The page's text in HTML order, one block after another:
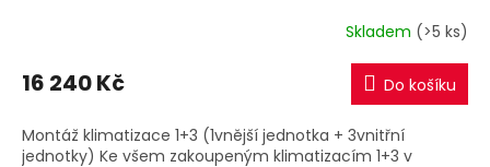
R
M
A
Skladem (>5 ks)
16 240 Kč Do košíku
Montáž klimatizace 1+3 (1vnější jednotka + 3vnitřní
jednotky) Ke všem zakoupeným klimatizacím 1+3 v